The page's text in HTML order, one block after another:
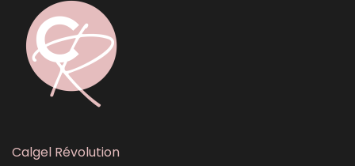
Calgel Révolution